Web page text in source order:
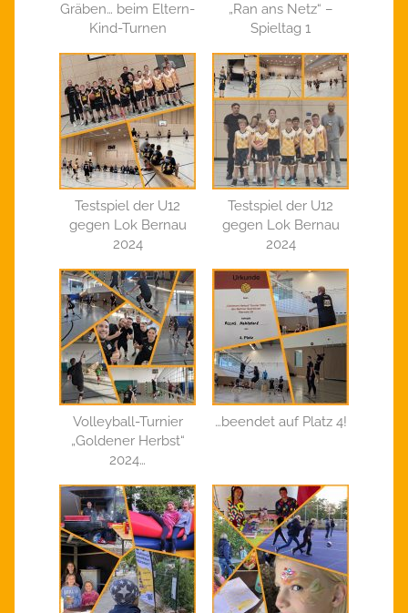
Gräben… beim Eltern-
Kind-Turnen
„Ran ans Netz“ –
Spieltag 1
Testspiel der U12
gegen Lok Bernau
2024
Testspiel der U12
gegen Lok Bernau
2024
Volleyball-Turnier
„Goldener Herbst“
2024…
…beendet auf Platz 4!